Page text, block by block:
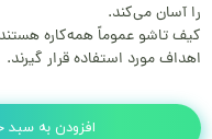
را آسان می‌کند.
کیف تاشو عموماً همه‌کاره
اهداف مورد استفاده قرار گیرند.
افزودن به سبد